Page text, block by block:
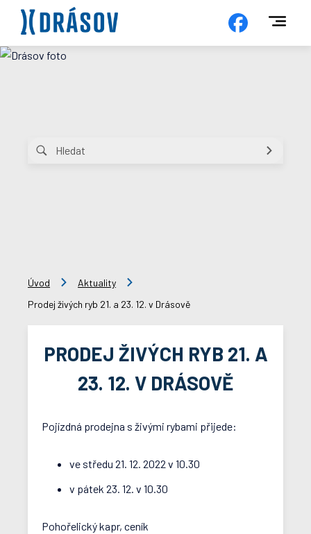
Úvod
Aktuality
Prodej živých ryb 21. a 23. 12. v Drásově
PRODEJ ŽIVÝCH RYB 21. A
23. 12. V DRÁSOVĚ
Pojízdná prodejna s živými rybami přijede:
ve středu 21. 12. 2022 v 10.30
v pátek 23. 12. v 10.30
Pohořelický kapr, ceník